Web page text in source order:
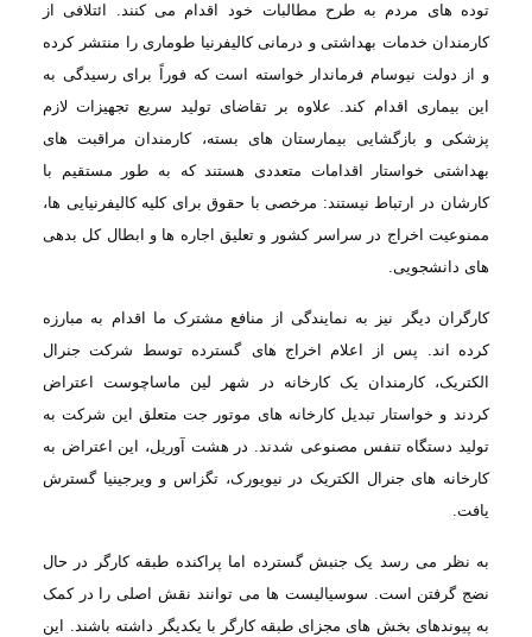
توده های مردم به طرح مطالبات خود
اقدام می كنند. ائتلافی از
کارمندان خدمات بهداشتی و درمانی کالیفرنیا طوماری را منتشر کرده
و از دولت نیوسام فرماندار خواسته است که فوراً برای رسیدگی به
این بیماری اقدام
کند. علاوه بر تقاضای تولید سریع تجهیزات لازم
پزشکی و بازگشایی بیمارستان های بسته، کارمندان مراقبت های
بهداشتی خواستار اقدامات متعددی هستند که به طور مستقیم با
کارشان در ارتباط نیستند: مرخصی با حقوق برای کلیه کالیفرنیایی ها،
ممنوعیت اخراج در سراسر
کشور و تعلیق اجاره ها و ابطال کل بدهی
های دانشجویی.
کارگران دیگر نیز به نمایندگی از منافع مشترک ما اقدام به مبارزه
کرده اند. پس از اعلام اخراج های گسترده توسط شرکت جنرال
الکتریک، کارمندان یک کارخانه در شهر لین ماساچوست اعتراض
کردند و خواستار تبدیل کارخانه های موتور جت متعلق این شرکت به
تولید دستگاه تنفس مصنوعی شدند. در هشت آوریل، این اعتراض به
کارخانه های جنرال الکتریک در نیویورک، تگزاس و ویرجینیا گسترش
یافت.
به نظر می
رسد یک جنبش گسترده اما پراکنده طبقه کارگر در حال
نضج گرفتن است. سوسیالیست ها می
توانند نقش اصلی را در کمک
به پیوندهای بخش های مجزای طبقه کارگر با یکدیگر داشته باشند. این